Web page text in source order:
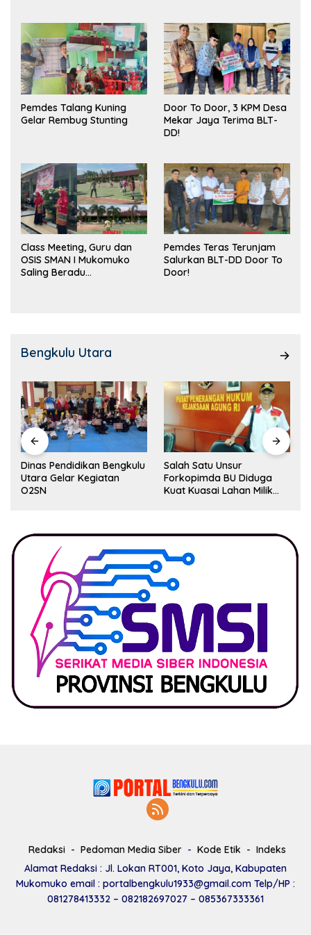
Pasar
Pemdes Talang Kuning
Gelar Rembug Stunting
Door To Door, 3 KPM Desa
Mekar Jaya Terima BLT-
DD!
Class Meeting, Guru dan
OSIS SMAN I Mukomuko
Saling Beradu
Pemdes Teras Terunjam
Salurkan BLT-DD Door To
Door!
Bengkulu Utara
Dinas Pendidikan Bengkulu
Utara Gelar Kegiatan
O2SN
Salah Satu Unsur
Forkopimda BU Diduga
Kuat Kuasai Lahan Milik
Redaksi Pedoman Media Siber Kode Etik
Indeks
Alamat Redaksi : Jl. Lokan RT001, Koto Jaya, Kabupaten
Mukomuko email : portalbengkulu1933@gmail.com Telp/HP :
081278413332 – 082182697027 – 085367333361